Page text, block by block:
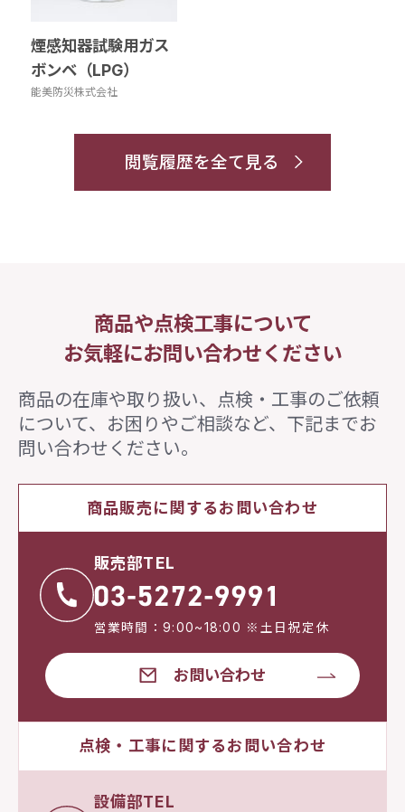
煙感知器試験用ガス
ボンベ（LPG）
能美防災株式会社
閲覧履歴を全て見る
商品や点検工事について
お気軽にお問い合わせください
商品の在庫や取り扱い、点検・工事のご依頼
について、 お困りやご相談など、下記までお
問い合わせください。
商品販売に関するお問い合わせ
販売部TEL
営業時間：9:00~18:00 ※土日祝定休
お問い合わせ
点検・工事に関するお問い合わせ
設備部TEL